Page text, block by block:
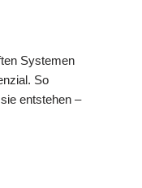
Systemen
So
entstehen –